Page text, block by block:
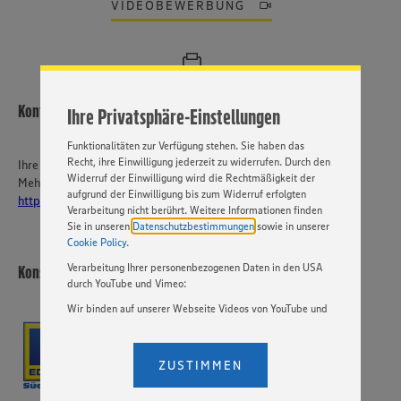
Ihre Privatsphäre-Einstellungen
ermöglichen. Wir verwenden Ihre Daten, um unsere
Cookies und anderer Technologien ist freiwillig und kann
„EINSTELLUNGEN ÄNDERN”. Bitte beachten Sie, dass auf
Basis Ihrer Einstellungen ggf. nicht mehr alle
Funktionalitäten zur Verfügung stehen. Sie haben das
Recht, ihre Einwilligung jederzeit zu widerrufen. Durch den
Widerruf der Einwilligung wird die Rechtmäßigkeit der
aufgrund der Einwilligung bis zum Widerruf erfolgten
Verarbeitung nicht berührt. Weitere Informationen finden
Sie in unseren Datenschutzbestimmungen sowie in unserer
Cookie Policy.
Verarbeitung Ihrer personenbezogenen Daten in den USA
durch YouTube und Vimeo:
Wir binden auf unserer Webseite Videos von YouTube und
Einstellungen bezüglich YouTube und Vimeo zu ändern,
ein, dass Ihre Daten (IP-Adresse, Zeitstempel, ggf.
Nutzerverhalten auf unserer Webseite) an die Anbieter der
ZUSTIMMEN
VIDEOBEWERBUNG
Kontakt
Ihre Ansprechperson
Mehr über EDEKA Südwest:
https://karriere-edeka.de/
Konsumgenossenschaft Göppingen eG